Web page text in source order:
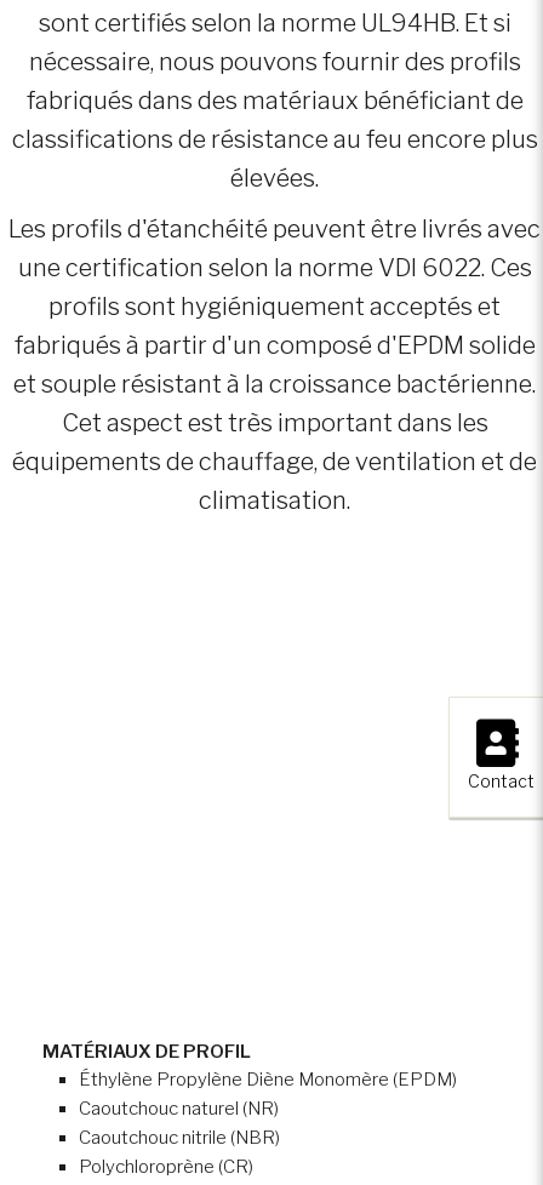
×
Contact
sont certifiés selon la norme UL94HB. Et si
nécessaire, nous pouvons fournir des profils
fabriqués dans des matériaux bénéficiant de
classifications de résistance au feu encore plus
élevées.
Les profils d'étanchéité peuvent être livrés avec
une certification selon la norme VDI 6022. Ces
profils sont hygiéniquement acceptés et
fabriqués à partir d'un composé d'EPDM solide
et souple résistant à la croissance bactérienne.
Cet aspect est très important dans les
équipements de chauffage, de ventilation et de
climatisation.
MATÉRIAUX DE PROFIL
Éthylène Propylène Diène Monomère (EPDM)
Caoutchouc naturel (NR)
Caoutchouc nitrile (NBR)
Polychloroprène (CR)